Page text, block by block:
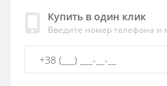
Купить в один клик
Введите номер телефона и